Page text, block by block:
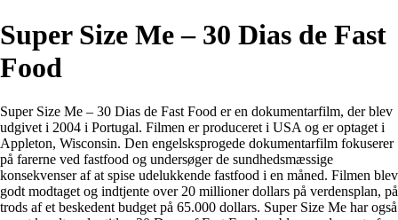
Super Size Me – 30 Dias de Fast
Food
Super Size Me – 30 Dias de Fast Food er en dokumentarfilm, der blev
udgivet i 2004 i Portugal. Filmen er produceret i USA og er optaget i
Appleton, Wisconsin. Den engelsksprogede dokumentarfilm fokuserer
på farerne ved fastfood og undersøger de sundhedsmæssige
konsekvenser af at spise udelukkende fastfood i en måned. Filmen blev
godt modtaget og indtjente over 20 millioner dollars på verdensplan, på
trods af et beskedent budget på 65.000 dollars. Super Size Me har også